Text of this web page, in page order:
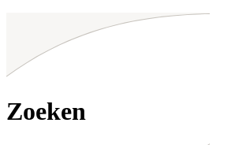
Zoeken